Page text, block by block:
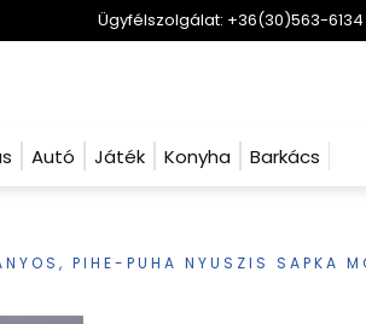
Ügyfélszolgálat: +36(30)563-
Autó Játék Konyha Barkács
PIHE-PUHA NYUSZIS SAPKA